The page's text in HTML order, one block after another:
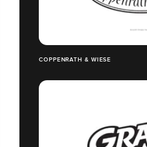
COPPENRATH & WIESE